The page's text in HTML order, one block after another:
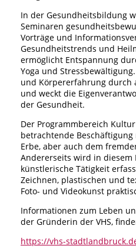
In der Gesundheitsbildung
Seminaren
Vorträge und
Gesundheitstrends und
ermöglicht Entspannung
Yoga und
und Körpererfahrung durch
und weckt die
der Gesundheit.
Der Programmbereich
betrachtende
Erbe, aber auch dem
Andererseits wird in diesem
künstlerische Tätigkeit
Zeichnen, plastischen und
Foto- und Videokunst
Informationen zum Leben
der Gründerin der VHS,
https://vhs-